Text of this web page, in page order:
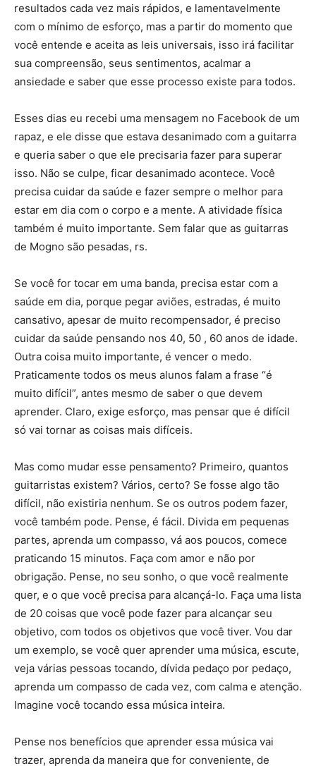
resultados cada vez mais rápidos, e lamentavelmente
com o mínimo de esforço, mas a partir do momento que
você entende e aceita as leis universais, isso irá facilitar
sua compreensão, seus sentimentos, acalmar a
ansiedade e saber que esse processo existe para todos.
Esses dias eu recebi uma mensagem no Facebook de um
rapaz, e ele disse que estava desanimado com a guitarra
e queria saber o que ele precisaria fazer para superar
isso. Não se culpe, ficar desanimado acontece. Você
precisa cuidar da saúde e fazer sempre o melhor para
estar em dia com o corpo e a mente. A atividade física
também é muito importante. Sem falar que as guitarras
de Mogno são pesadas, rs.
Se você for tocar em uma banda, precisa estar com a
saúde em dia, porque pegar aviões, estradas, é muito
cansativo, apesar de muito recompensador, é preciso
cuidar da saúde pensando nos 40, 50 , 60 anos de idade.
Outra coisa muito importante, é vencer o medo.
Praticamente todos os meus alunos falam a frase “é
muito difícil”, antes mesmo de saber o que devem
aprender. Claro, exige esforço, mas pensar que é difícil
só vai tornar as coisas mais difíceis.
Mas como mudar esse pensamento? Primeiro, quantos
guitarristas existem? Vários, certo? Se fosse algo tão
difícil, não existiria nenhum. Se os outros podem fazer,
você também pode. Pense, é fácil. Divida em pequenas
partes, aprenda um compasso, vá aos poucos, comece
praticando 15 minutos. Faça com amor e não por
obrigação. Pense, no seu sonho, o que você realmente
quer, e o que você precisa para alcançá-lo. Faça uma lista
de 20 coisas que você pode fazer para alcançar seu
objetivo, com todos os objetivos que você tiver. Vou dar
um exemplo, se você quer aprender uma música, escute,
veja várias pessoas tocando, dívida pedaço por pedaço,
aprenda um compasso de cada vez, com calma e atenção.
Imagine você tocando essa música inteira.
Pense nos benefícios que aprender essa música vai
trazer, aprenda da maneira que for conveniente, de